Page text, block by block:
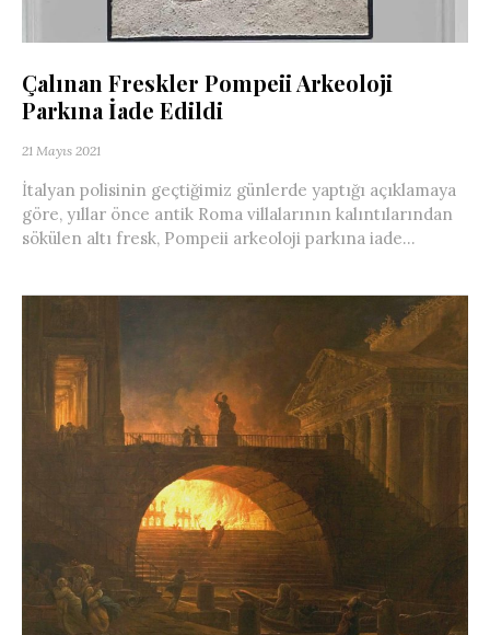
Çalınan Freskler Pompeii Arkeoloji
Parkına İade Edildi
21 Mayıs 2021
İtalyan polisinin geçtiğimiz günlerde yaptığı açıklamaya
göre, yıllar önce antik Roma villalarının kalıntılarından
sökülen altı fresk, Pompeii arkeoloji parkına iade...